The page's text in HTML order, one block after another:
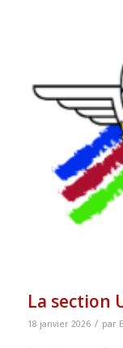
La section
18 janvier 2026 / par